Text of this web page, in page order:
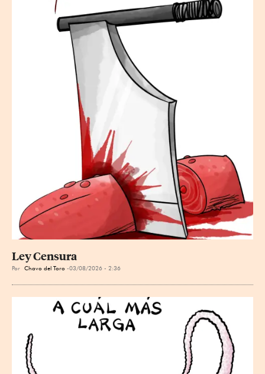
Ley Censura
Por Chavo del Toro 03/08/2026 - 2:36